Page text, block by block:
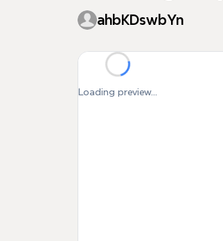
ahbKDswbYn
Loading preview...